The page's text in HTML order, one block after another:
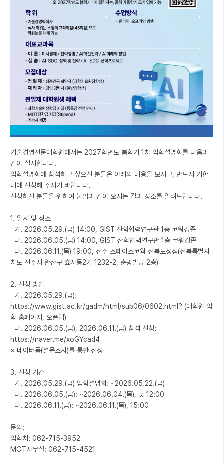
기술경영전문대학원에서는 2027학년도 봄학기 1차 입학설명회를 다음과
같이 실시합니다.
입학설명회에 참석하고 싶으신 분들은 아래의 내용을 보시고, 반드시 기한
내에 신청해 주시기 바랍니다.
신청하신 분들을 위하여 붙임과 같이 오시는 길과 장소를 알려드립니다.
1. 일시 및 장소
치도 전주시 완산구 효자동2가 1232-2, 춘광빌딩 2층)
2. 신청 방법
https://www.gist.ac.kr/gadm/html/sub06/0602.html? (대학원 입
학 홈페이지, 오픈랩)
https://naver.me/xoGYcad4
※ 네이버폼(설문조사)를 통한 신청
3. 신청 기간
문의:
입학처: 062-715-3952
MOT사무실: 062-715-4521